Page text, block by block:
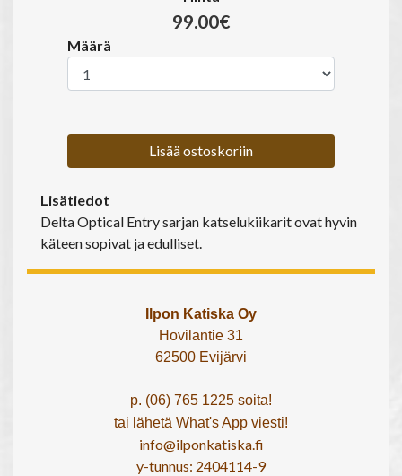
99.00€
Määrä
Lisää ostoskoriin
Lisätiedot
Delta Optical Entry sarjan katselukiikarit ovat hyvin
käteen sopivat ja edulliset.
Ilpon Katiska Oy
Hovilantie 31
62500 Evijärvi
p. (06) 765 1225 soita!
tai lähetä What's App viesti!
info@ilponkatiska.fi
y-tunnus: 2404114-9